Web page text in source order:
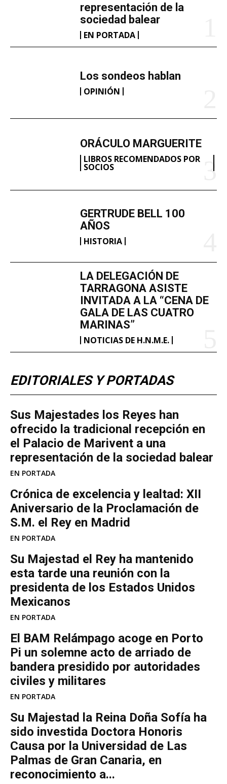
representación de la
sociedad balear
EN PORTADA
Los sondeos hablan
OPINIÓN
ORÁCULO MARGUERITE
LIBROS RECOMENDADOS POR
SOCIOS
GERTRUDE BELL 100
AÑOS
HISTORIA
LA DELEGACIÓN DE
TARRAGONA ASISTE
INVITADA A LA “CENA DE
GALA DE LAS CUATRO
MARINAS”
NOTICIAS DE H.N.M.E.
EDITORIALES Y PORTADAS
​Sus Majestades los Reyes han
ofrecido la tradicional recepción en
el Palacio de Marivent​ a una
representación de la sociedad balear
EN PORTADA
Crónica de excelencia y lealtad: XII
Aniversario de la Proclamación de
S.M. el Rey en Madrid
EN PORTADA
Su Majestad el Rey ha mantenido
esta tarde una reunión con la
presidenta de los Estados Unidos
Mexicanos
EN PORTADA
El BAM Relámpago acoge en Porto
Pi un solemne acto de arriado de
bandera presidido por autoridades
civiles y militares
EN PORTADA
Su Majestad la Reina Doña Sofía ha
sido investida Doctora Honoris
Causa por la Universidad de Las
Palmas de Gran Canaria, en
reconocimiento a...